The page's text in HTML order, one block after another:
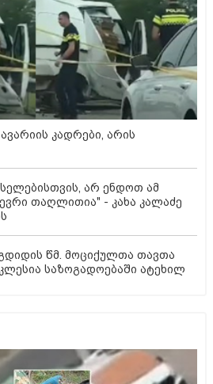
კადრები, არის
არ ენდოთ ამ
თაღლითია" - კახა კალაძე
წმ. მოციქულთა თავთა
საზოგადოებაში ატეხილ